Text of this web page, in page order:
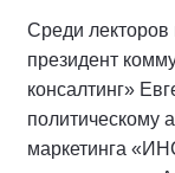
Среди лекторов
президент
консалтинг»
политическому
маркетинга